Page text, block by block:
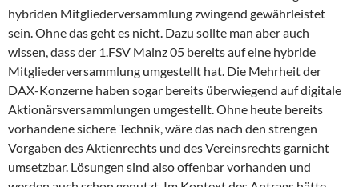
hybriden Mitgliederversammlung zwingend gewährleistet
sein. Ohne das geht es nicht. Dazu sollte man aber auch
wissen, dass der 1.FSV Mainz 05 bereits auf eine hybride
Mitgliederversammlung umgestellt hat. Die Mehrheit der
DAX-Konzerne haben sogar bereits überwiegend auf digitale
Aktionärsversammlungen umgestellt. Ohne heute bereits
vorhandene sichere Technik, wäre das nach den strengen
Vorgaben des Aktienrechts und des Vereinsrechts garnicht
umsetzbar. Lösungen sind also offenbar vorhanden und